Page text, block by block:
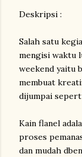
Deskripsi :
Salah satu
mengisi waktu
weekend yaitu
membuat
dijumpai
Kain flanel
proses
dan mudah